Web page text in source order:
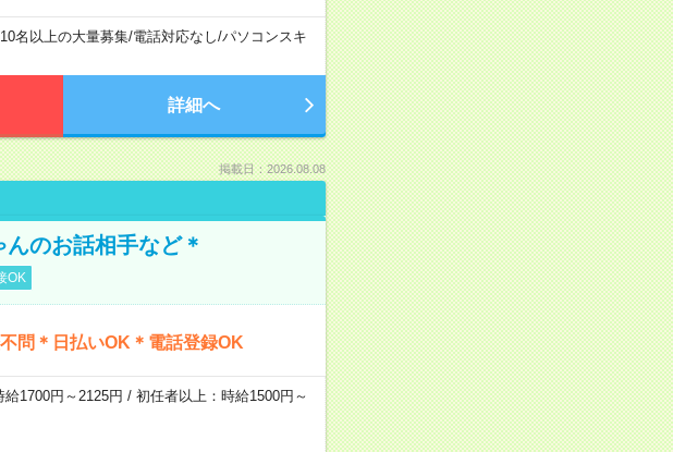
10名以上の大量募集/電話対応なし/パソコンスキ
詳細へ
掲載日：2026.08.08
のお話相手など＊
OK
問＊日払いOK＊電話登録OK
1700円～2125円 / 初任者以上：時給1500円～